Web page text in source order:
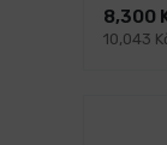
8,300
10,043